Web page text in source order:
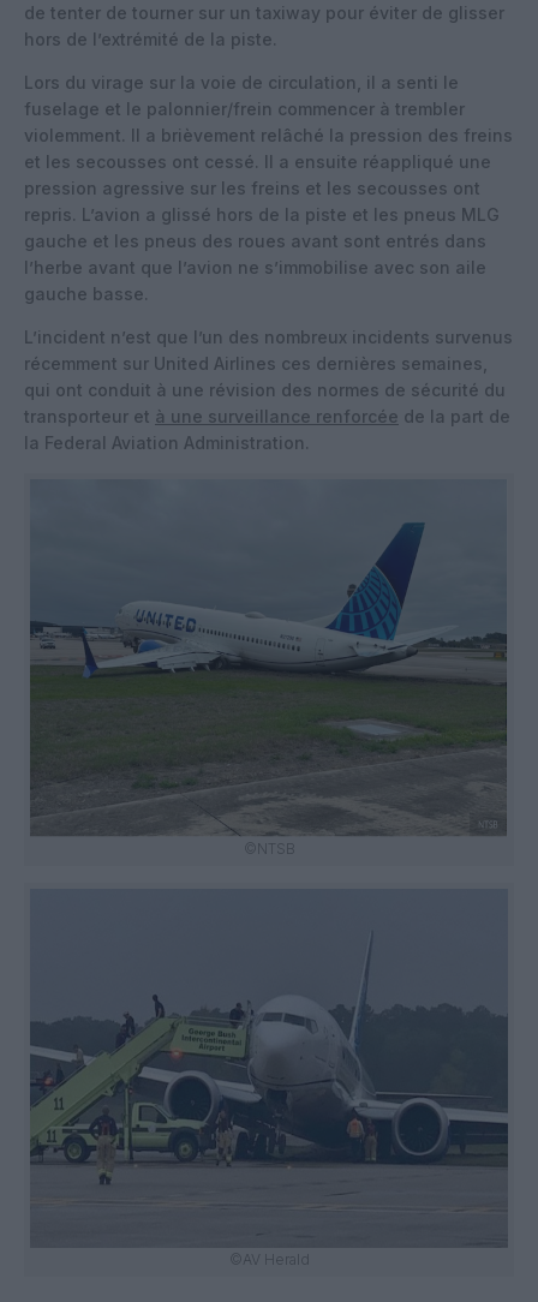
de tenter de tourner sur un taxiway pour éviter de glisser
hors de l’extrémité de la piste.
Lors du virage sur la voie de circulation, il a senti le
fuselage et le palonnier/frein commencer à trembler
violemment. Il a brièvement relâché la pression des freins
et les secousses ont cessé. Il a ensuite réappliqué une
pression agressive sur les freins et les secousses ont
repris. L’avion a glissé hors de la piste et les pneus MLG
gauche et les pneus des roues avant sont entrés dans
l’herbe avant que l’avion ne s’immobilise avec son aile
gauche basse.
L’incident n’est que l’un des nombreux incidents survenus
récemment sur United Airlines ces dernières semaines,
qui ont conduit à une révision des normes de sécurité du
transporteur et à une surveillance renforcée de la part de
la Federal Aviation Administration.
©NTSB
©AV Herald